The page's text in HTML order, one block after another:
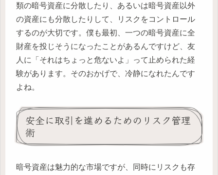
類の暗号資産に分散したり、あるいは暗号資産以外
の資産にも分散したりして、リスクをコントロール
するのが大切です。僕も最初、一つの暗号資産に全
財産を投じそうになったことがあるんですけど、友
人に「それはちょっと危ないよ」って止められた経
験があります。そのおかげで、冷静になれたんです
よね。
安全に取引を進めるためのリスク管理
術
暗号資産は魅力的な市場ですが、同時にリスクも存